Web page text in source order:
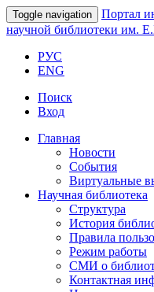
Toggle navigation Портал
научной библиотеки им.
РУС
ENG
Поиск
Вход
Главная
Новости
События
Виртуальные
Научная библиотека
Структура
История
Правила
Режим работы
СМИ о
Контактная